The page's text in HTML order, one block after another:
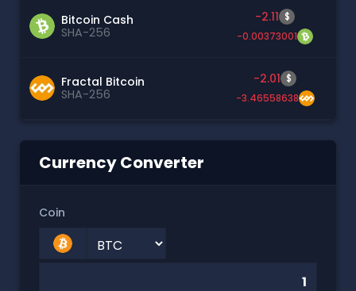
Bitcoin Cash
SHA-256
-2.11 $
-0.00373001
Fractal Bitcoin
SHA-256
-2.01 $
-3.46558638
Currency Converter
Coin